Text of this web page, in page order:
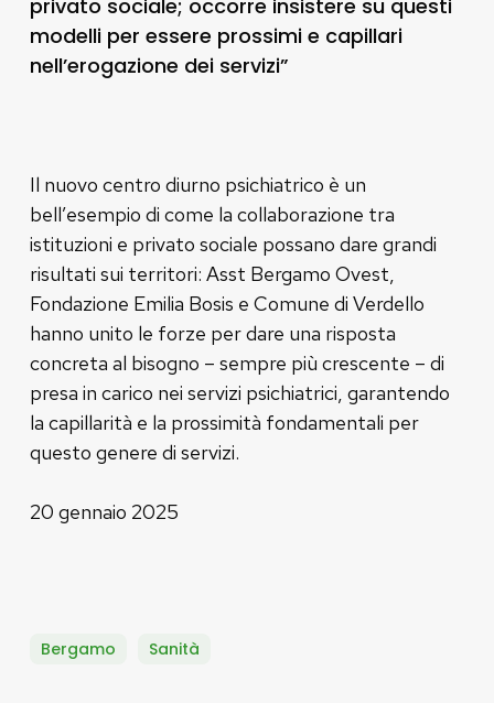
privato sociale; occorre insistere su questi
modelli per essere prossimi e capillari
nell’erogazione dei servizi”
Il nuovo centro diurno psichiatrico è un
bell’esempio di come la collaborazione tra
istituzioni e privato sociale possano dare grandi
risultati sui territori: Asst Bergamo Ovest,
Fondazione Emilia Bosis e Comune di Verdello
hanno unito le forze per dare una risposta
concreta al bisogno – sempre più crescente – di
presa in carico nei servizi psichiatrici, garantendo
la capillarità e la prossimità fondamentali per
questo genere di servizi.
20 gennaio 2025
Bergamo Sanità